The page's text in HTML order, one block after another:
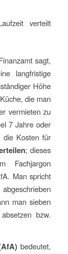
verteilt
sagt,
langfristige
Höhe
die man
vermieten zu
7 Jahre oder
die Kosten für
; dieses
Fachjargon
Man spricht
man sieben
bzw.
bedeutet,